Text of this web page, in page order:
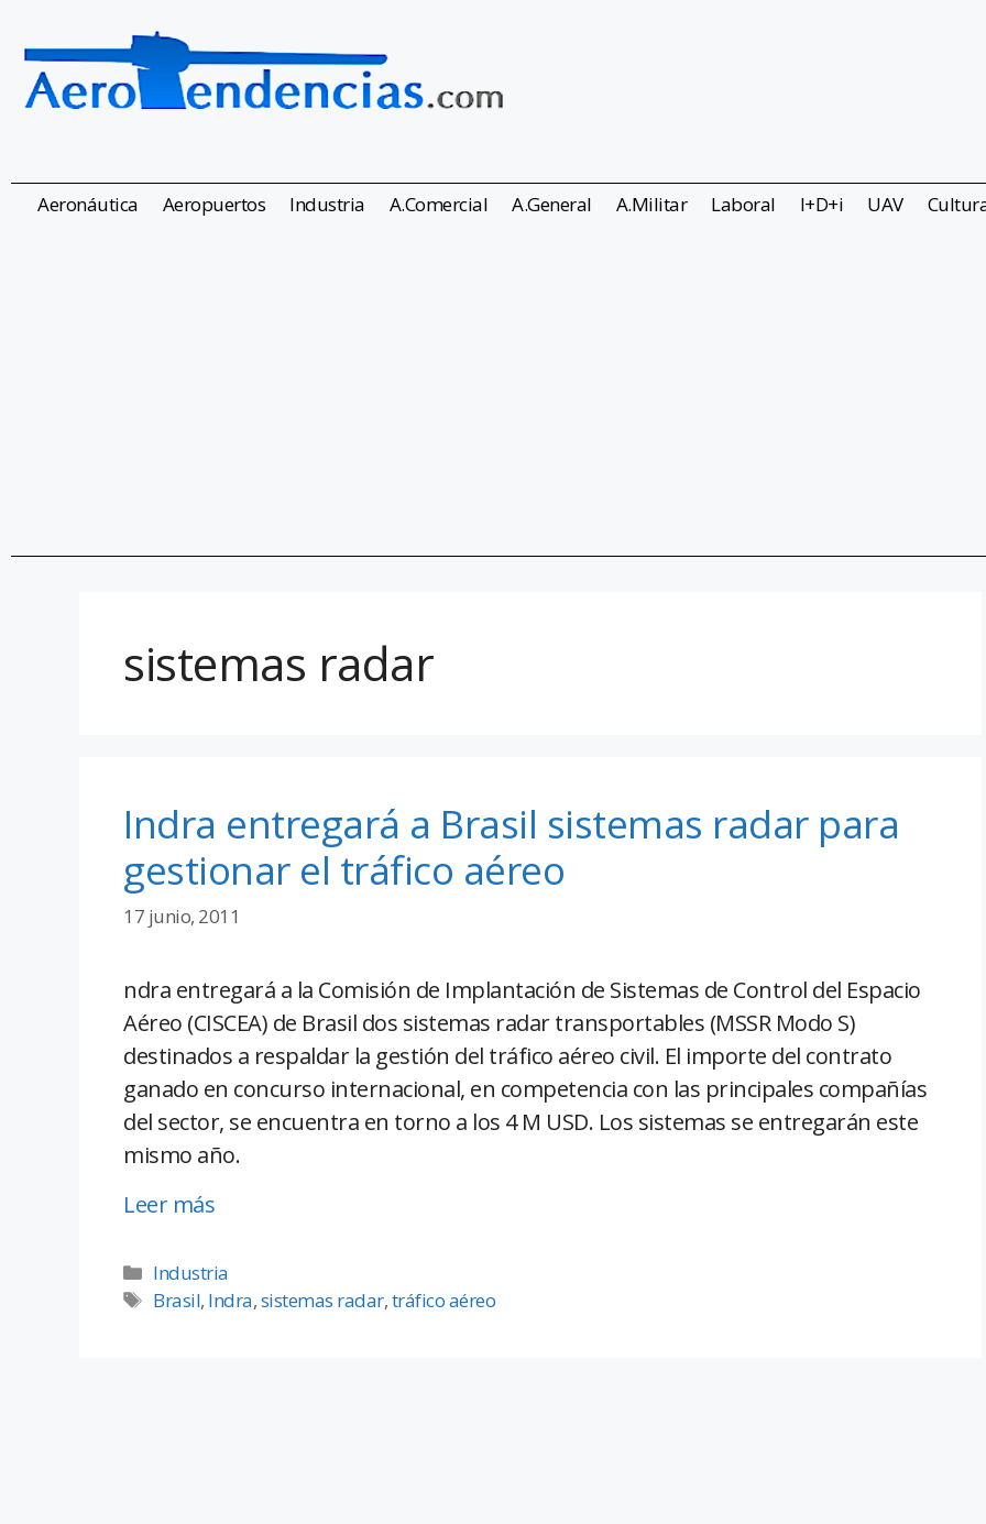
Aeronáutica Aeropuertos Industria A.Comercial A.General A.Militar Laboral I+D+i UAV
sistemas radar
Indra entregará a Brasil sistemas radar para
gestionar el tráfico aéreo
17 junio, 2011
ndra entregará a la Comisión de Implantación de Sistemas de Control del Espacio
Aéreo (CISCEA) de Brasil dos sistemas radar transportables (MSSR Modo S)
destinados a respaldar la gestión del tráfico aéreo civil. El importe del contrato
ganado en concurso internacional, en competencia con las principales compañías
del sector, se encuentra en torno a los 4 M USD. Los sistemas se entregarán este
mismo año.
Leer más
Industria
Brasil, Indra,sistemas radar,tráfico aéreo